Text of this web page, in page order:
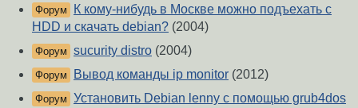
Форум
К кому-нибудь в Москве можно подъехать с
HDD и скачать debian? (2004)
Форум sucurity distro (2004)
Форум Вывод команды ip monitor (2012)
Форум Установить Debian lenny с помощью grub4dos